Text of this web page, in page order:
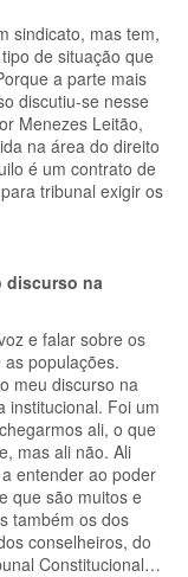
sindicato, mas tem,
de situação que
a parte mais
discutiu-se nesse
Menezes Leitão,
na área do direito
é um contrato de
tribunal exigir os
discurso na
e falar sobre os
populações.
meu discurso na
institucional. Foi um
ali, o que
mas ali não. Ali
entender ao poder
que são muitos e
também os dos
conselheiros, do
Constitucional…